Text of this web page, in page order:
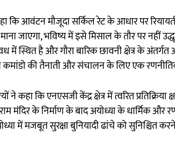
कि आवंटन मौजूदा सर्किल रेट के आधार पर
जाएगा, भविष्य में इसे मिसाल के तौर पर नहीं
में स्थित है और गौरा बारिक छावनी क्षेत्र के अंतर्गत
की तैनाती और संचालन के लिए एक
ने कहा कि एनएसजी केंद्र क्षेत्र में त्वरित
मंदिर के निर्माण के बाद अयोध्या के धार्मिक और
में मजबूत सुरक्षा बुनियादी ढांचे को सुनिश्चित